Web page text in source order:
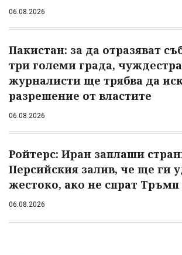
06.08.2026
Пакистан: за да отразяват
три големи града,
журналисти ще трябва да
разрешение от властите
06.08.2026
Ройтерс: Иран заплаши
Персийския залив, че ще ги
жестоко, ако не спрат Тръмп
06.08.2026